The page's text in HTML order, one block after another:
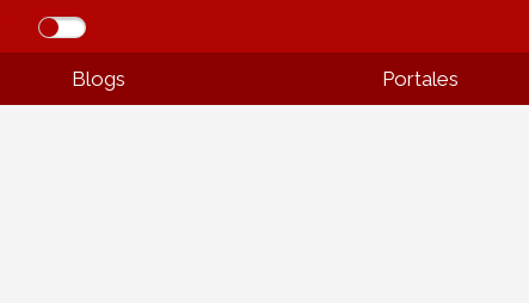
Blogs Portales